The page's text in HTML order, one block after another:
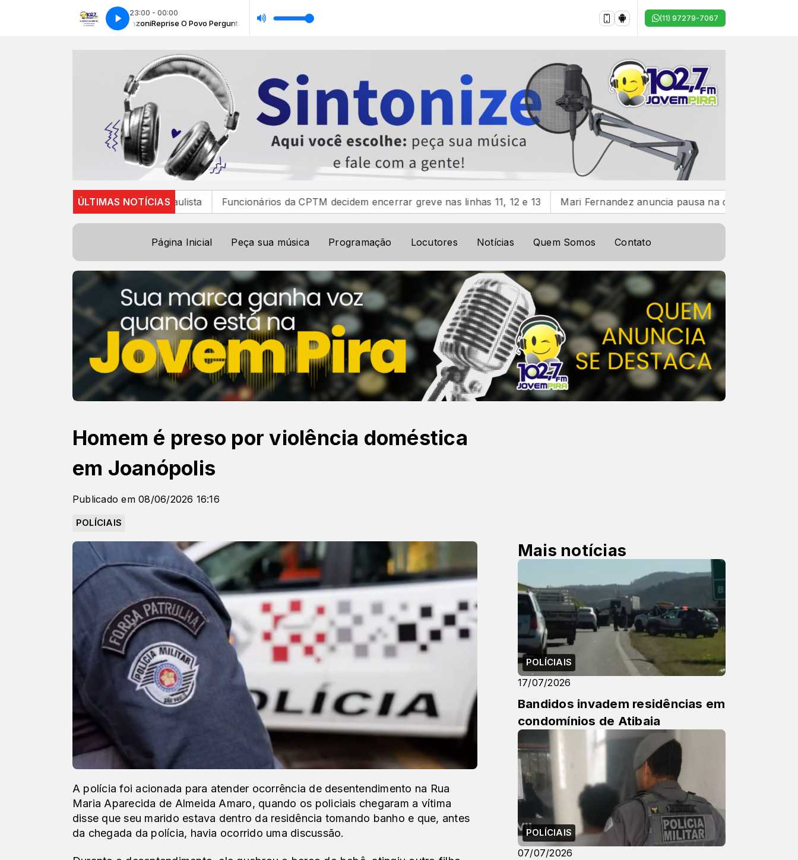
23:00 - 00:00
com Priscilla LorenzoniReprise O Povo Pergunta com Priscilla Lorenzoni
(11) 97279-7067
ÚLTIMAS NOTÍCIAS
para Bragança Paulista Funcionários da CPTM decidem encerrar greve nas linhas 11, 12 e 13 Mari Fernandez anuncia pausa na carreira para viver a chegada
Página Inicial Peça sua música Programação Locutores Notícias Quem Somos Contato
Homem é preso por violência doméstica
em Joanópolis
Publicado em 08/06/2026 16:16
POLÍCIAIS
A polícia foi acionada para atender ocorrência de desentendimento na Rua
Maria Aparecida de Almeida Amaro, quando os policiais chegaram a vítima
disse que seu marido estava dentro da residência tomando banho e que, antes
da chegada da polícia, havia ocorrido uma discussão.
Mais notícias
POLÍCIAIS
17/07/2026
Bandidos invadem residências em
condomínios de Atibaia
POLÍCIAIS
07/07/2026